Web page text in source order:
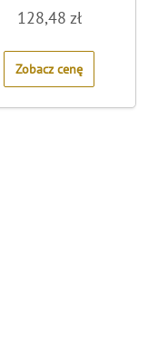
0
out
5
128,48 zł
Zobacz cenę